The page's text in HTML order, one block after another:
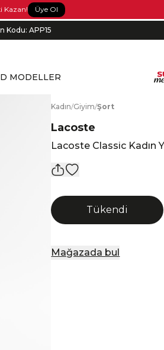
Kazan! Üye Ol
Kodu: APP15
MODELLER
Kadın/Giyim/Şort
Lacoste
Lacoste Classic Kadın
Tükendi
Mağazada bul